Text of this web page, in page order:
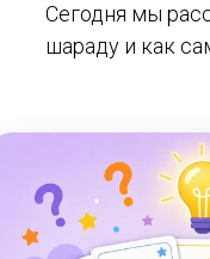
Сегодня мы
шараду и как